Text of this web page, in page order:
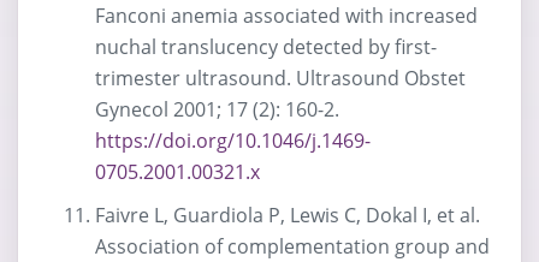
Fanconi anemia associated with increased
nuchal translucency detected by first-
trimester ultrasound. Ultrasound Obstet
Gynecol 2001; 17 (2): 160-2.
https://doi.org/10.1046/j.1469-
0705.2001.00321.x
Faivre L, Guardiola P, Lewis C, Dokal I, et al.
Association of complementation group and